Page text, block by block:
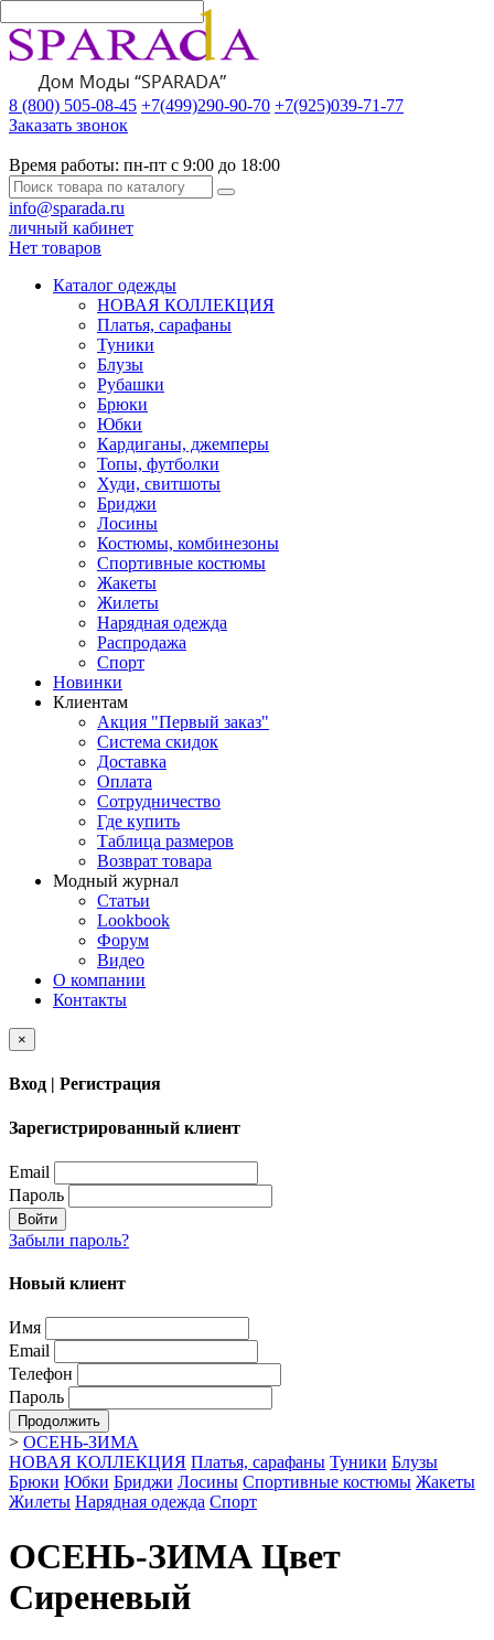
8 (800) 505-08-45 +7(499)290-90-70 +7(925)039-71-77
Заказать звонок
Время работы: пн-пт с 9:00 до 18:00
info@sparada.ru
личный кабинет
Нет товаров
Каталог одежды
НОВАЯ КОЛЛЕКЦИЯ
Платья, сарафаны
Туники
Блузы
Рубашки
Брюки
Юбки
Кардиганы, джемперы
Топы, футболки
Худи, свитшоты
Бриджи
Лосины
Костюмы, комбинезоны
Спортивные костюмы
Жакеты
Жилеты
Нарядная одежда
Распродажа
Спорт
Новинки
Клиентам
Акция "Первый заказ"
Система скидок
Доставка
Оплата
Сотрудничество
Где купить
Таблица размеров
Возврат товара
Модный журнал
Статьи
Lookbook
Форум
Видео
О компании
Контакты
×
Вход | Регистрация
Зарегистрированный клиент
Email
Пароль
Войти
Забыли пароль?
Новый клиент
Имя
Email
Телефон
Пароль
Продолжить
> ОСЕНЬ-ЗИМА
НОВАЯ КОЛЛЕКЦИЯ Платья, сарафаны Туники Блузы
Брюки Юбки Бриджи Лосины Спортивные костюмы Жакеты
Жилеты Нарядная одежда Спорт
ОСЕНЬ-ЗИМА Цвет
Сиреневый